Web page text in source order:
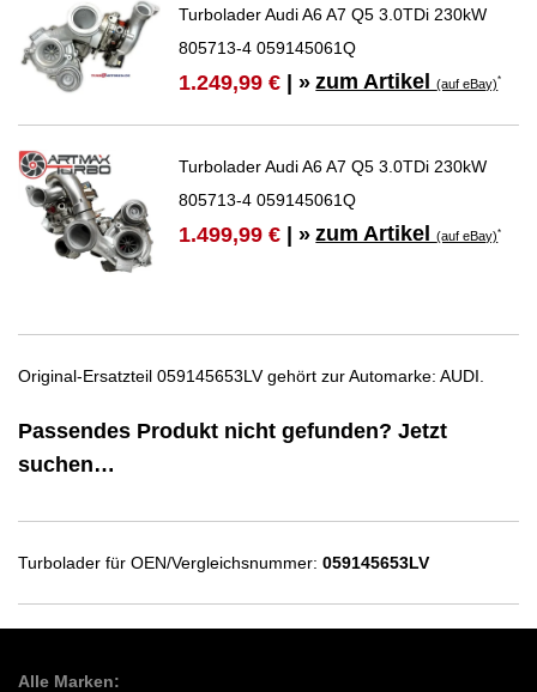
Turbolader Audi A6 A7 Q5 3.0TDi 230kW
805713-4 059145061Q
1.249,99 € | » zum Artikel(auf eBay)*
Turbolader Audi A6 A7 Q5 3.0TDi 230kW
805713-4 059145061Q
1.499,99 € | » zum Artikel(auf eBay)*
Original-Ersatzteil 059145653LV gehört zur Automarke: AUDI.
Passendes Produkt nicht gefunden? Jetzt
suchen…
Turbolader für OEN/Vergleichsnummer: 059145653LV
Alle Marken: